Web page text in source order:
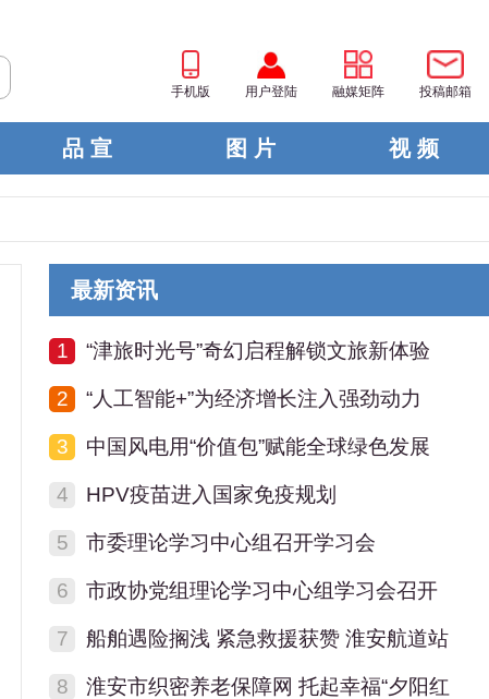
手机版 用户登陆 融媒矩阵 投稿邮箱
品 宣 图 片 视 频
最新资讯
1 “津旅时光号”奇幻启程解锁文旅新体验
2 “人工智能+”为经济增长注入强劲动力
3 中国风电用“价值包”赋能全球绿色发展
4 HPV疫苗进入国家免疫规划
5 市委理论学习中心组召开学习会
6 市政协党组理论学习中心组学习会召开
7 船舶遇险搁浅 紧急救援获赞 淮安航道站
8 淮安市织密养老保障网 托起幸福“夕阳红